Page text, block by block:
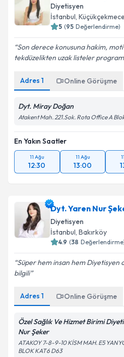
Diyetisyen
İstanbul, Küçükçekmece
5 (95 Değerlendirme)
Son derece konusuna hakim,
tekdüzelikten uzak listeler
Adres 1 Online Görüşme
Dyt. Miray Doğan
Atakent Mah. 221.Sok. Rota Office A
En Yakın Saatler
11 Ağu
12:30
11 Ağu
13:00
Dyt. Yaren Nur
Diyetisyen
İstanbul, Bakırköy
4.9 (38
Süper hem insan hem Diyetisyen
bilgili
Adres 1 Online Görüşme
Özel Sağlık Ve Hizmet Birimi
Nur Şeker
ATAKOY 7-8-9-10 KİSM MAH. E5
BLOK KAT6 D63